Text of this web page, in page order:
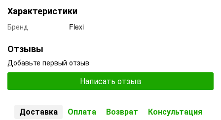
Характеристики
Бренд Flexi
Отзывы
Добавьте первый отзыв
Написать отзыв
Доставка Оплата Возврат Консультация